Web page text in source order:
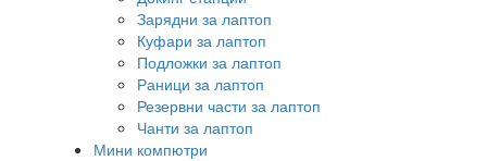
Зарядни за лаптоп
Куфари за лаптоп
Подложки за лаптоп
Раници за лаптоп
Резервни части за лаптоп
Чанти за лаптоп
Мини компютри